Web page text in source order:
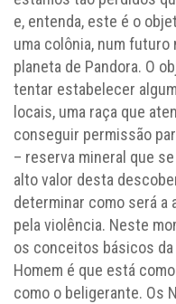
e, entenda, este é o
uma colônia, num
planeta de Pandora. O
tentar estabelecer
locais, uma raça que
conseguir permissão
– reserva mineral que
alto valor desta
determinar como será a
pela violência. Neste
os conceitos básicos
Homem é que está
como o beligerante. Os